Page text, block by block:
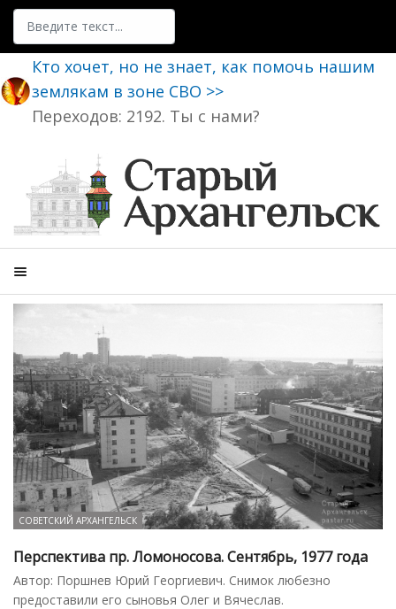
Поиск
Кто хочет, но не знает, как помочь нашим
землякам в зоне СВО >>
Переходов: 2192. Ты с нами?
СОВЕТСКИЙ АРХАНГЕЛЬСК
Перспектива пр. Ломоносова. Сентябрь, 1977 года
Автор: Поршнев Юрий Георгиевич. Снимок любезно
предоставили его сыновья Олег и Вячеслав.